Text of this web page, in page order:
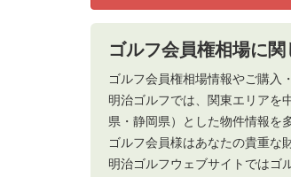
ゴルフ会員権相場に
ゴルフ会員権相場情報やご購入
明治ゴルフでは、関東エリアを
県・静岡県）とした物件情報を
ゴルフ会員様はあなたの貴重な
明治ゴルフウェブサイトではゴ